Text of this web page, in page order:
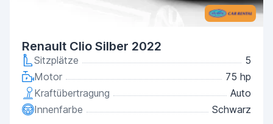
Renault Clio Silber 2022
Sitzplätze
5
Motor
75 hp
Kraftübertragung
Auto
Innenfarbe
Schwarz